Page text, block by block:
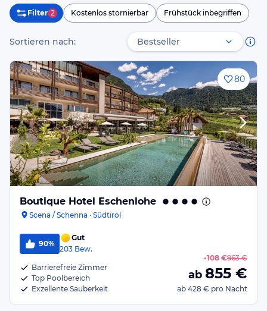
Filter 2 Kostenlos stornierbar Frühstück inbegriffen
Sortieren nach:
80
Boutique Hotel Eschenlohe
Scena / Schenna · Südtirol
90%
Gut
203 Bew.
Barrierefreie Zimmer
Top Poolbereich
Exzellente Sauberkeit
-108 €963 €
ab 855 €
ab 428 € pro Nacht